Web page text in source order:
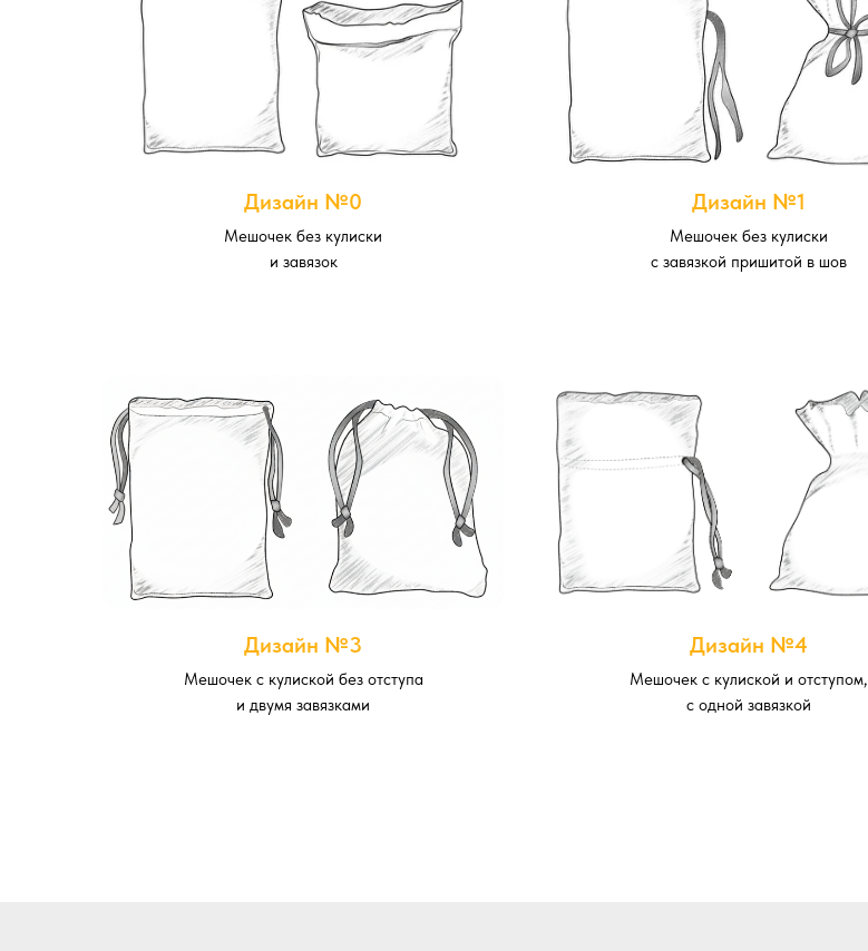
Дизайн №0
Мешочек без кулиски
и завязок
Дизайн №1
Мешочек без кулиски
с завязкой пришитой в шов
Дизайн №3
Мешочек с кулиской без отступа
и двумя завязками
Дизайн №4
Мешочек с кулиской и отступом,
с одной завязкой